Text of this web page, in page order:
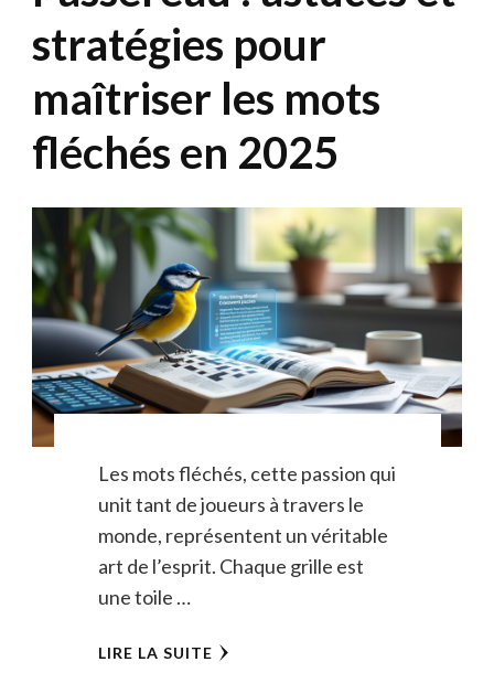
stratégies pour
maîtriser les mots
fléchés en 2025
Les mots fléchés, cette passion qui
unit tant de joueurs à travers le
monde, représentent un véritable
art de l’esprit. Chaque grille est
une toile …
LIRE LA SUITE